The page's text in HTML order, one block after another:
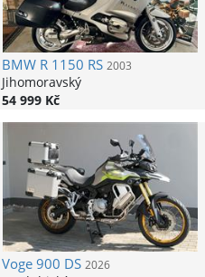
BMWR 1150 RS 2003
Jihomoravský
54 999 Kč
Voge900 DS 2026